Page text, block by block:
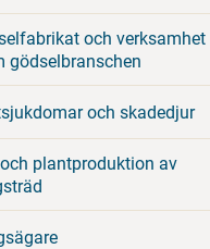
och verksamhet
gödselbranschen
och skadedjur
plantproduktion av